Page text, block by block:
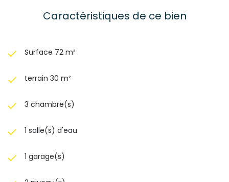
Caractéristiques de ce bien
Surface 72 m²
terrain 30 m²
3 chambre(s)
1 salle(s) d'eau
1 garage(s)